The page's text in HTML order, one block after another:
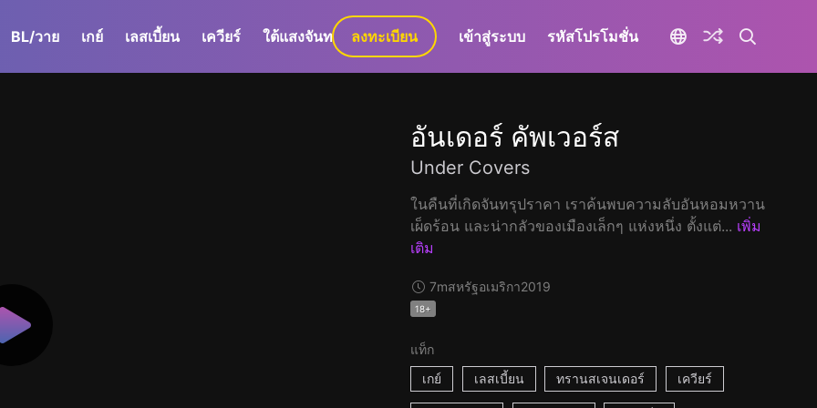
BL/วาย เกย์ เลสเบี้ยน เควียร์ ใต้แสงจันทร์ GaLa+
ลงทะเบียน เข้าสู่ระบบ รหัสโปรโมชั่น
อันเดอร์ คัพเวอร์ส
Under Covers
ในคืนที่เกิดจันทรุปราคา เราค้นพบความลับอันหอมหวาน
เผ็ดร้อน และน่ากลัวของเมืองเล็กๆ แห่งหนึ่ง ตั้งแต่... เพิ่ม
เติม
7mสหรัฐอเมริกา2019
18+
แท็ก
เกย์
เลสเบี้ยน ทรานสเจนเดอร์ เควียร์